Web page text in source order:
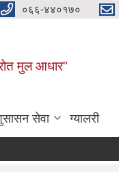
०६६-४४०१७०
मुल आधार"
सेवा ग्यालरी